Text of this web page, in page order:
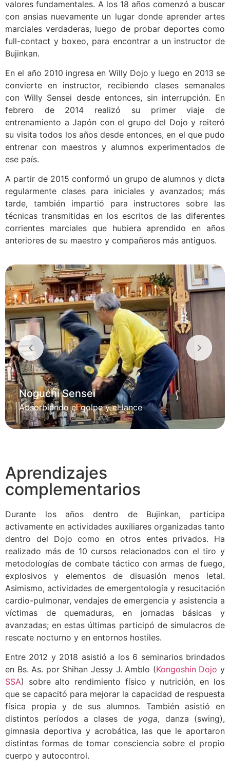
valores fundamentales. A los 18 años comenzó a buscar
con ansias nuevamente un lugar donde aprender artes
marciales verdaderas, luego de probar deportes como
full-contact y boxeo, para encontrar a un instructor de
Bujinkan.
En el año 2010 ingresa en Willy Dojo y luego en 2013 se
convierte en instructor, recibiendo clases semanales
con Willy Sensei desde entonces, sin interrupción. En
febrero de 2014 realizó su primer viaje de
entrenamiento a Japón con el grupo del Dojo y reiteró
su visita todos los años desde entonces, en el que pudo
entrenar con maestros y alumnos experimentados de
ese país.
A partir de 2015 conformó un grupo de alumnos y dicta
regularmente clases para iniciales y avanzados; más
tarde, también impartió para instructores sobre las
técnicas transmitidas en los escritos de las diferentes
corrientes marciales que hubiera aprendido en años
anteriores de su maestro y compañeros más antiguos.
Noguchi Sensei
Absorbiendo el golpe y el lance
Aprendizajes
complementarios
Durante los años dentro de Bujinkan, participa
activamente en actividades auxiliares organizadas tanto
dentro del Dojo como en otros entes privados. Ha
realizado más de 10 cursos relacionados con el tiro y
metodologías de combate táctico con armas de fuego,
explosivos y elementos de disuasión menos letal.
Asimismo, actividades de emergentología y resucitación
cardio-pulmonar, vendajes de emergencia y asistencia a
víctimas de quemaduras, en jornadas básicas y
avanzadas; en estas últimas participó de simulacros de
rescate nocturno y en entornos hostiles.
Entre 2012 y 2018 asistió a los 6 seminarios brindados
en Bs. As. por Shihan Jessy J. Amblo (Kongoshin Dojo y
SSA) sobre alto rendimiento físico y nutrición, en los
que se capacitó para mejorar la capacidad de respuesta
física propia y de sus alumnos. También asistió en
distintos períodos a clases de yoga, danza (swing),
gimnasia deportiva y acrobática, las que le aportaron
distintas formas de tomar consciencia sobre el propio
cuerpo y autocontrol.